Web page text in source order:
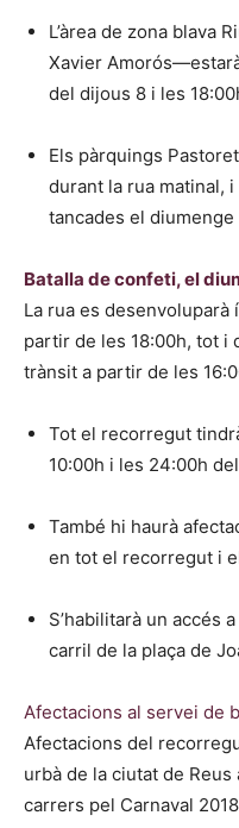
L’àrea de zona blava
Xavier
del dijous 8 i les
Els pàrquings
durant la rua matinal,
tancades el
Batalla de confeti, el
La rua es desenvoluparà
partir de les 18:00h, tot i
trànsit a partir de les
Tot el recorregut
10:00h i les 24:00h
També hi haurà
en tot el recorregut i
S’habilitarà un accés
carril de la plaça de
Afectacions al servei de
Afectacions del
urbà de la ciutat de
carrers pel Carnaval